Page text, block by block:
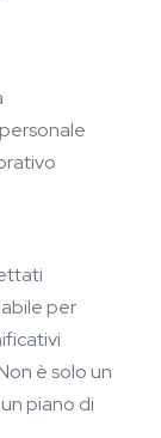
per
è solo un
piano di